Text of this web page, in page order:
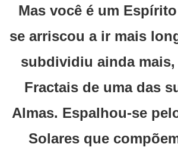
Mas você é um
se arriscou a ir mais
subdividiu ainda
Fractais de uma das
Almas. Espalhou-se
Solares que